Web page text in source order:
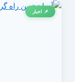
📌 اخبار